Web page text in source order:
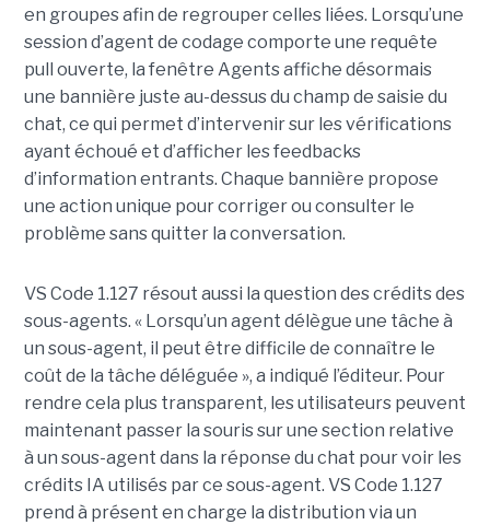
en groupes afin de regrouper celles liées. Lorsqu’une
session d’agent de codage comporte une requête
pull ouverte, la fenêtre Agents affiche désormais
une bannière juste au-dessus du champ de saisie du
chat, ce qui permet d’intervenir sur les vérifications
ayant échoué et d’afficher les feedbacks
d’information entrants. Chaque bannière propose
une action unique pour corriger ou consulter le
problème sans quitter la conversation.
VS Code 1.127 résout aussi la question des crédits des
sous-agents. « Lorsqu’un agent délègue une tâche à
un sous-agent, il peut être difficile de connaître le
coût de la tâche déléguée », a indiqué l’éditeur. Pour
rendre cela plus transparent, les utilisateurs peuvent
maintenant passer la souris sur une section relative
à un sous-agent dans la réponse du chat pour voir les
crédits IA utilisés par ce sous-agent. VS Code 1.127
prend à présent en charge la distribution via un